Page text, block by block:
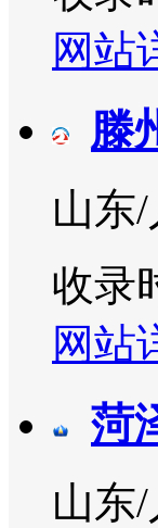
网站
滕
山东
收录
网站
菏
山东